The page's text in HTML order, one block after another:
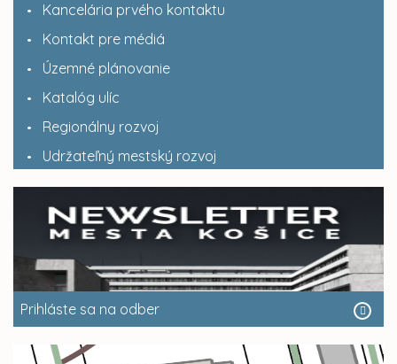
Kancelária prvého kontaktu
Kontakt pre médiá
Územné plánovanie
Katalóg ulíc
Regionálny rozvoj
Udržateľný mestský rozvoj
Prihláste sa na odber